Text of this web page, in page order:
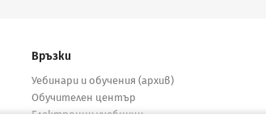
Връзки
Уебинари и обучения (архив)
Обучителен център
Електронни учебници